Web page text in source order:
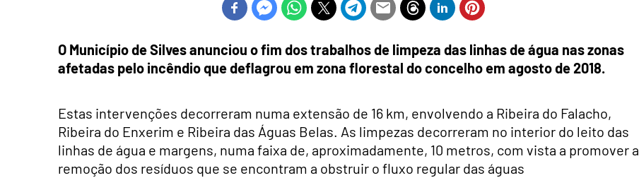
O Município de Silves anunciou o fim dos trabalhos de limpeza das linhas de água nas zonas
afetadas pelo incêndio que deflagrou em zona florestal do concelho em agosto de 2018.
Estas intervenções decorreram numa extensão de 16 km, envolvendo a Ribeira do Falacho,
Ribeira do Enxerim e Ribeira das Águas Belas. As limpezas decorreram no interior do leito das
linhas de água e margens, numa faixa de, aproximadamente, 10 metros, com vista a promover a
remoção dos resíduos que se encontram a obstruir o fluxo regular das águas